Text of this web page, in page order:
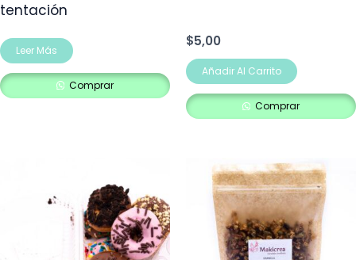
tentación
Leer Más
Comprar
$5,00
Añadir Al Carrito
Comprar